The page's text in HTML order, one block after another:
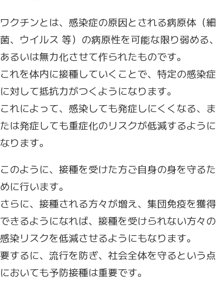
ワクチンとは、感染症の原因とされる病原体（細
菌、ウイルス 等）の病原性を可能な限り弱める、
あるいは無力化させて作られたものです。
これを体内に接種していくことで、特定の感染症
に対して抵抗力がつくようになります。
これによって、感染しても発症しにくくなる、ま
たは発症しても重症化のリスクが低減するように
なります。
このように、接種を受けた方ご自身の身を守るた
めに行います。
さらに、接種される方々が増え、集団免疫を獲得
できるようになれば、接種を受けられない方々の
感染リスクを低減させるようにもなります。
要するに、流行を防ぎ、社会全体を守るという点
においても予防接種は重要です。